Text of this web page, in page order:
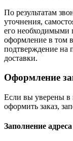
По результатам
уточнения,
его необходимыми
оформление в том
подтверждение на
доставки.
Оформление
Если вы уверены в
оформить заказ,
Заполнение адреса